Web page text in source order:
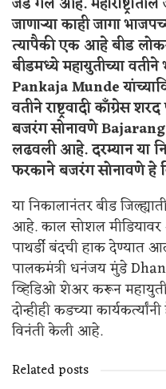
जाणाऱ्या काही जागा
त्यापैकी एक आहे बीड
बीडमध्ये महायुतीच्या
Pankaja Munde
वतीने राष्ट्रवादी काँग्रेस
बजरंग सोनावणे
लढवली आहे. दरम्यान या
फरकाने बजरंग सोनावणे
या निकालानंतर बीड
आहे. काल सोशल मीडियावर
पाथर्डी बंदची हाक देण्यात
पालकमंत्री धनंजय मुंडे
व्हिडिओ शेअर करून
दोन्हीही कडच्या
विनंती केली आहे.
Related posts